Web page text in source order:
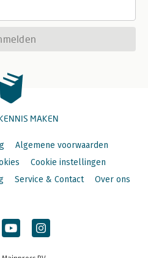
MAKEN
Algemene voorwaarden
Cookie instellingen
Service & Contact Over ons